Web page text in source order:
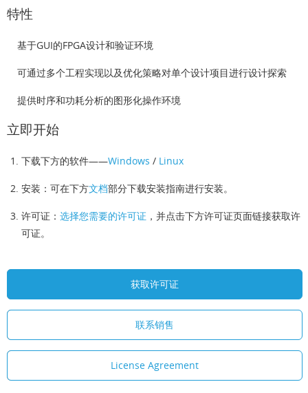
特性
基于GUI的FPGA设计和验证环境
可通过多个工程实现以及优化策略对单个设计项目进行设计探索
提供时序和功耗分析的图形化操作环境
立即开始
下载下方的软件——Windows / Linux
安装：可在下方文档部分下载安装指南进行安装。
许可证： 选择您需要的许可证 ，并点击下方许可证页面链接获取许
可证。
获取许可证
联系销售
License Agreement